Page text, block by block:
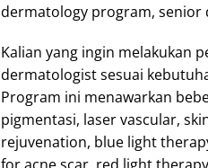
dermatology program,
Kalian yang ingin melakukan
dermatologist sesuai
Program ini menawarkan
pigmentasi, laser vascular,
rejuvenation, blue light